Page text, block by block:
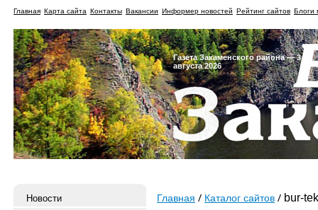
Главная Карта сайта Контакты Вакансии Информер новостей Рейтинг сайтов Блоги
Газета Закаменского района — 3
августа 2026
Новости
Главная Каталог сайтов bur-